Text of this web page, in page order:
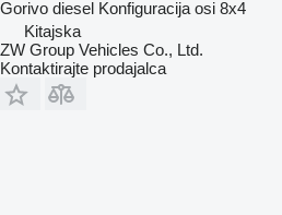
Gorivo diesel Konfiguracija osi 8x4
Kitajska
ZW Group Vehicles Co., Ltd.
Kontaktirajte prodajalca